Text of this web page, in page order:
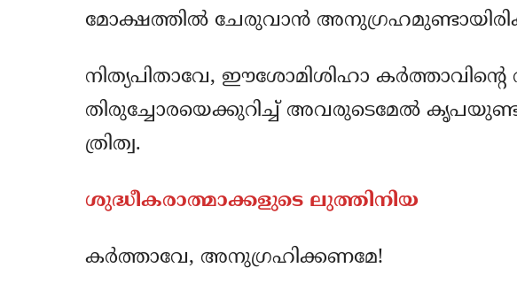
മോക്ഷത്തില്‍ ചേരുവാൻ
നിത്യപിതാവേ, ഈശോമിശിഹാ കര്‍ത്താവിന്‍റെ
തിരുച്ചോരയെക്കുറിച്ച് അവരുടെമേല്‍
ത്രിത്വ.
ശുദ്ധീകരാത്മാക്കളുടെ ലുത്തിനിയ
കര്‍ത്താവേ, അനുഗ്രഹിക്കണമേ!